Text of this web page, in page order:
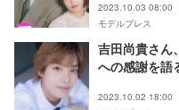
NEO」10月に
2023.10.03 08:00
モデルプレス
吉田尚貴さ
への感謝を語
＞
2023.10.02 18:00